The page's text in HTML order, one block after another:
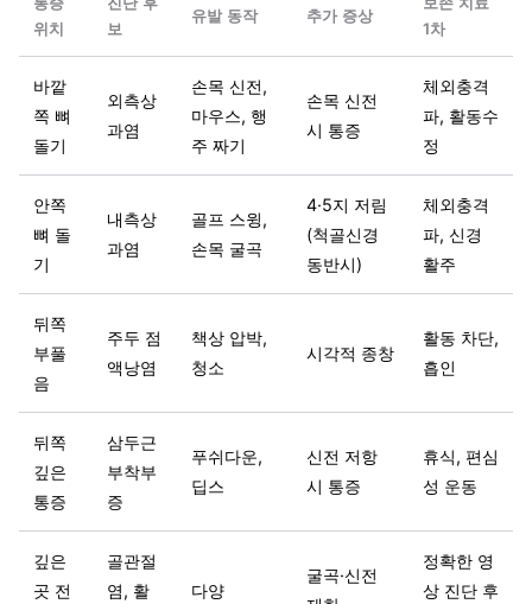
위치
보
유발 동작 추가 증상
1차
바깥
쪽 뼈
돌기
외측상
과염
손목 신전,
마우스, 행
주 짜기
손목 신전
시 통증
체외충격
파, 활동수
정
안쪽
뼈 돌
기
내측상
과염
골프 스윙,
손목 굴곡
4·5지 저림
(척골신경
동반시)
체외충격
파, 신경
활주
뒤쪽
부풀
음
주두 점
액낭염
책상 압박,
청소
시각적 종창
활동 차단,
흡인
뒤쪽
깊은
통증
삼두근
부착부
증
푸쉬다운,
딥스
신전 저항
시 통증
휴식, 편심
성 운동
깊은
곳 전
골관절
염, 활
다양
굴곡·신전
정확한 영
상 진단 후